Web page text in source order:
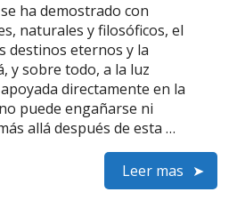
ha demostrado con
naturales y filosóficos, el
destinos eternos y la
y sobre todo, a la luz
directamente en la
puede engañarse ni
allá después de esta …
Leer mas